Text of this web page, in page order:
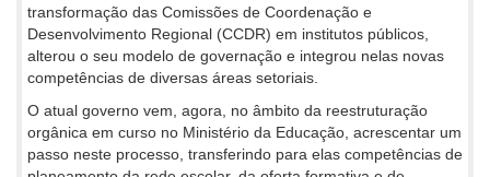
transformação das Comissões de Coordenação e
Desenvolvimento Regional (CCDR) em institutos públicos,
alterou o seu modelo de governação e integrou nelas novas
competências de diversas áreas setoriais.
O atual governo vem, agora, no âmbito da reestruturação
orgânica em curso no Ministério da Educação, acrescentar um
passo neste processo, transferindo para elas competências de